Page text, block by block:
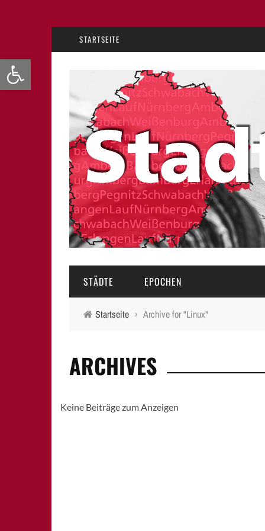
Werkzeugleiste öffnen
STARTSEITE
STÄDTE
BAMBERG
FÜRTH
EPOCHEN
16.-18. JAHRHUNDERT
20.-21. JAHRHUNDERT
Startseite › Archive for "Linux"
ARCHIVES
Keine Beiträge zum Anzeigen